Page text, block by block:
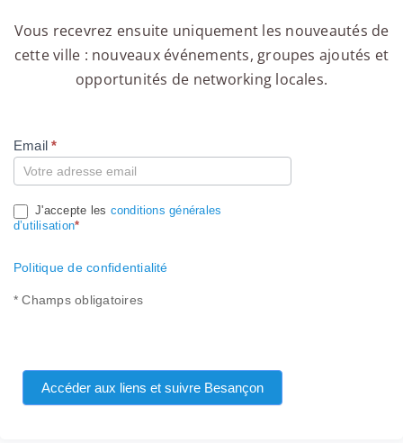
Vous recevrez ensuite uniquement les nouveautés de
cette ville : nouveaux événements, groupes ajoutés et
opportunités de networking locales.
Compte
Email*
J'accepte les conditions générales
d’utilisation*
Politique de confidentialité
* Champs obligatoires
Accéder aux liens et suivre Besançon